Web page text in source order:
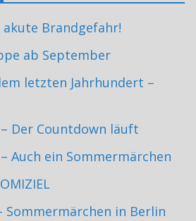
Brandgefahr!
ab September
letzten Jahrhundert –
Der Countdown läuft
Auch ein Sommermärchen
Sommermärchen in Berlin